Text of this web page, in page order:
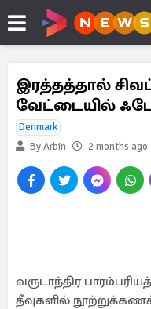
இரத்தத்தால்
வேட்டையில்
Denmark
By Arbin
2 months ago
வருடாந்திர
தீவுகளில்